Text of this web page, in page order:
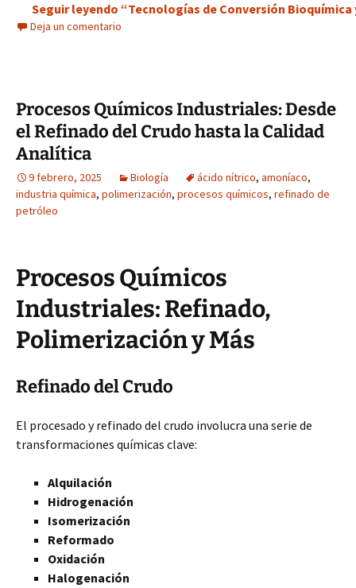
Seguir leyendo “Tecnologías de Conversión
Deja un comentario
Procesos Químicos Industriales: Desde
el Refinado del Crudo hasta la Calidad
Analítica
9 febrero, 2025 Biología ácido nítrico, amoníaco,
industria química, polimerización, procesos químicos, refinado de
petróleo
Procesos Químicos
Industriales: Refinado,
Polimerización y Más
Refinado del Crudo
El procesado y refinado del crudo involucra una serie de
transformaciones químicas clave:
Alquilación
Hidrogenación
Isomerización
Reformado
Oxidación
Halogenación